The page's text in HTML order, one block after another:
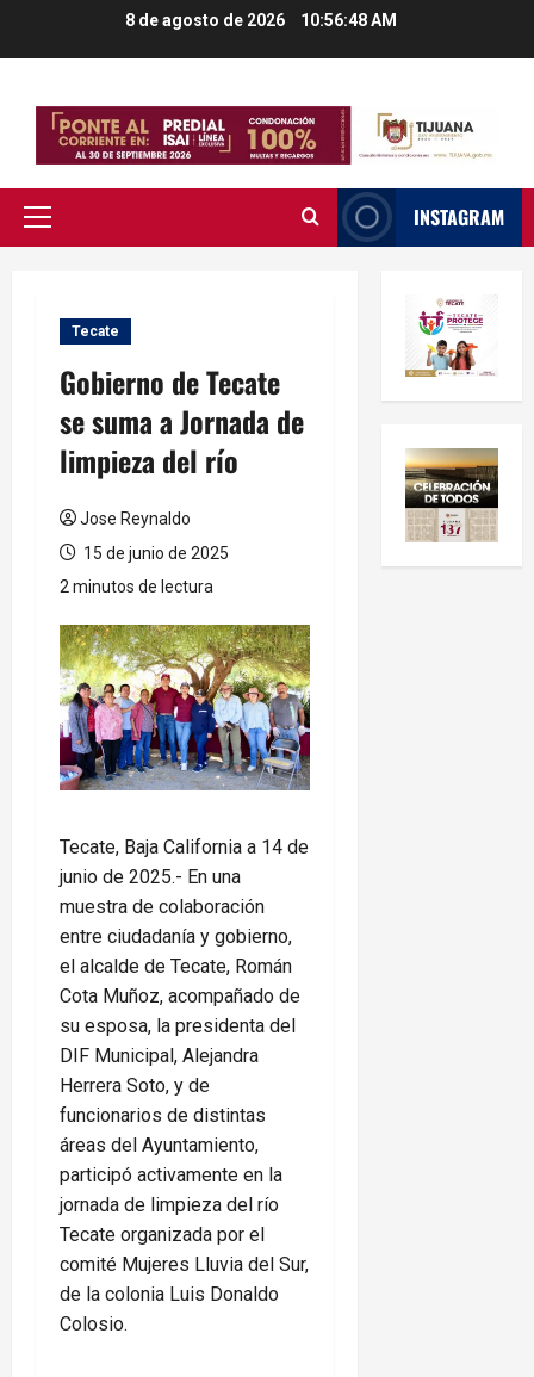
8 de agosto de 2026 10:56:49 AM
Menú
INSTAGRAM
Tecate
Gobierno de Tecate
se suma a Jornada de
limpieza del río
Jose Reynaldo
15 de junio de 2025
2 minutos de lectura
Tecate, Baja California a 14 de
junio de 2025.- En una
muestra de colaboración
entre ciudadanía y gobierno,
el alcalde de Tecate, Román
Cota Muñoz, acompañado de
su esposa, la presidenta del
DIF Municipal, Alejandra
Herrera Soto, y de
funcionarios de distintas
áreas del Ayuntamiento,
participó activamente en la
jornada de limpieza del río
Tecate organizada por el
comité Mujeres Lluvia del Sur,
de la colonia Luis Donaldo
Colosio.